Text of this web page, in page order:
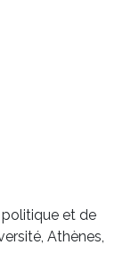
et de
Athènes,